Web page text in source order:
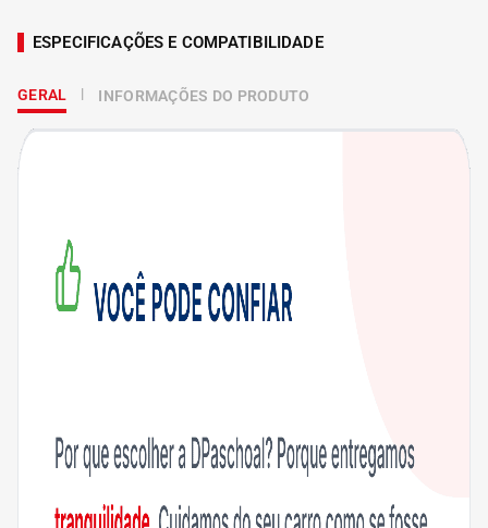
ESPECIFICAÇÕES E COMPATIBILIDADE
GERAL INFORMAÇÕES DO PRODUTO